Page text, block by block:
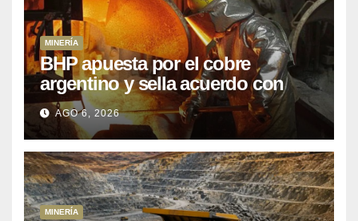
MINERÍA
BHP apuesta por el cobre
argentino y sella acuerdo con
Kobrea para siete proyecto
AGO 6, 2026
MINERÍA